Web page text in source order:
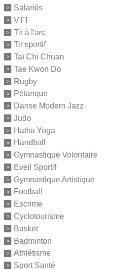
Salariés
VTT
Tir à l'arc
Tir sportif
Taï Chi Chuan
Tae Kwon Do
Rugby
Pétanque
Danse Modern Jazz
Judo
Hatha Yoga
Handball
Gymnastique Volontaire
Eveil Sportif
Gymnastique Artistique
Football
Escrime
Cyclotourisme
Basket
Badminton
Athlétisme
Sport Santé